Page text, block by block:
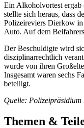
Ein Alkoholvortest ergab
stellte sich heraus, dass
Polizeireviers Dierkow
Auto. Auf dem
Der Beschuldigte wird
disziplinarrechtlich
wurde von ihren
Insgesamt waren sechs
beteiligt.
Quelle: Polizeipräsidium
Themen &